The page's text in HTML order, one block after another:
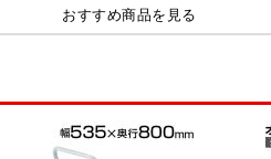
ンテナ・コンテナボックス コンテナラック
おすすめ商品を見る